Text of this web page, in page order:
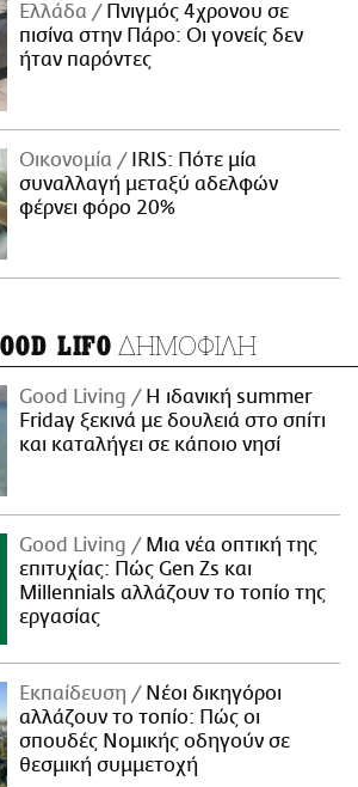
Ελλάδα
Πνιγμός 4χρονου σε
πισίνα στην Πάρο: Οι γονείς δεν
ήταν παρόντες
Οικονομία
IRIS: Πότε μία
συναλλαγή μεταξύ αδελφών
φέρνει φόρο 20%
LIFO ΔΗΜΟΦΙΛΗ
Good Living
Η ιδανική summer
Friday ξεκινά με δουλειά στο σπίτι
και καταλήγει σε κάποιο νησί
Good Living
Μια νέα οπτική της
επιτυχίας: Πώς Gen Zs και
Millennials αλλάζουν το τοπίο της
εργασίας
Εκπαίδευση
Νέοι δικηγόροι
αλλάζουν το τοπίο: Πώς οι
σπουδές Νομικής οδηγούν σε
θεσμική συμμετοχή